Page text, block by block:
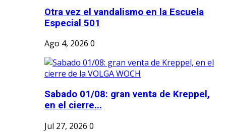
Otra vez el vandalismo en la Escuela
Especial 501
Ago 4, 2026 0
Sabado 01/08: gran venta de Kreppel,
en el cierre...
Jul 27, 2026 0